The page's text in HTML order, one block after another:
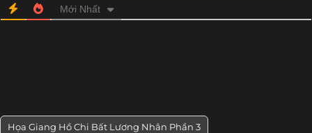
Mới Nhất
Họa Giang Hồ Chi Bất Lương Nhân Phần 3